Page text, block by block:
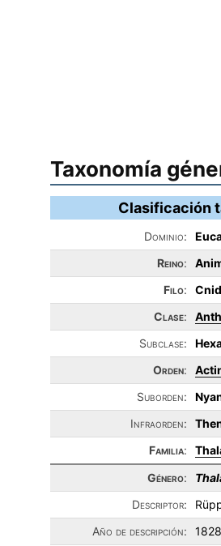
Taxonomía
Clasificación
Dominio:
Reino:
Filo:
Clase:
Subclase:
Orden:
Suborden:
Infraorden:
Familia:
Género:
Descriptor:
Año de descripción:
1828